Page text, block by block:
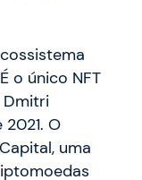
o único NFT
O
uma